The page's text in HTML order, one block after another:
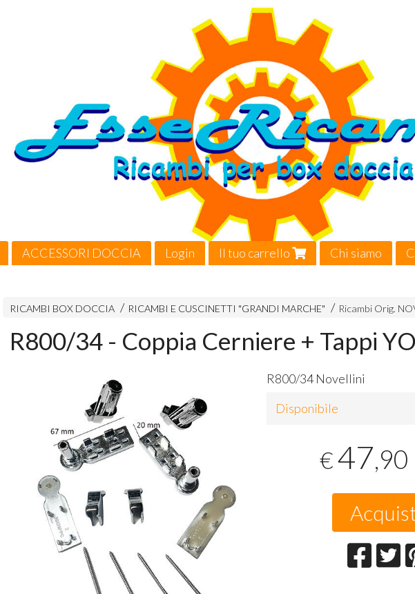
ACCESSORI DOCCIA Login Il tuo carrello Chi siamo
RICAMBI BOX DOCCIA RICAMBI E CUSCINETTI "GRANDI MARCHE" Ricambi Orig.
R800/34 - Coppia Cerniere + Tappi
R800/34 Novellini
Disponibile
€47,90